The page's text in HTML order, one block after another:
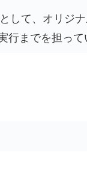
して、オリジ
までを担って